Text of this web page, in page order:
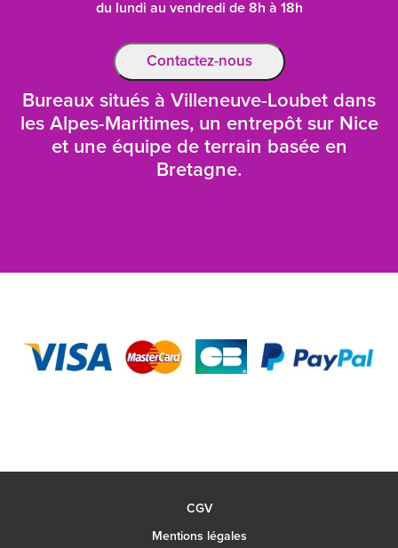
du lundi au vendredi de 8h à 18h
Contactez-nous
Bureaux situés à Villeneuve-Loubet dans
les Alpes-Maritimes, un entrepôt sur Nice
et une équipe de terrain basée en
Bretagne.
CGV
Mentions légales